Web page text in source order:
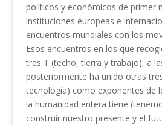
políticos y económicos de primer
instituciones europeas e
encuentros mundiales con los
Esos encuentros en los que
tres T (techo, tierra y trabajo), a
posteriormente ha unido otras
tecnología) como exponentes de
la humanidad entera tiene
construir nuestro presente y el